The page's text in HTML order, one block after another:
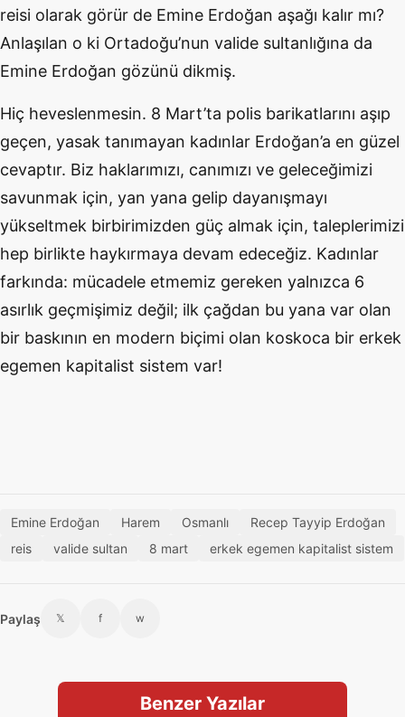
reisi olarak görür de Emine Erdoğan aşağı kalır mı?
Anlaşılan o ki Ortadoğu’nun valide sultanlığına da
Emine Erdoğan gözünü dikmiş.
Hiç heveslenmesin. 8 Mart’ta polis barikatlarını aşıp
geçen, yasak tanımayan kadınlar Erdoğan’a en güzel
cevaptır. Biz haklarımızı, canımızı ve geleceğimizi
savunmak için, yan yana gelip dayanışmayı
yükseltmek birbirimizden güç almak için, taleplerimizi
hep birlikte haykırmaya devam edeceğiz. Kadınlar
farkında: mücadele etmemiz gereken yalnızca 6
asırlık geçmişimiz değil; ilk çağdan bu yana var olan
bir baskının en modern biçimi olan koskoca bir erkek
egemen kapitalist sistem var!
Emine Erdoğan Harem Osmanlı
Recep Tayyip Erdoğan
reis
valide sultan 8 mart erkek egemen kapitalist sistem
Paylaş 𝕏 f w
Benzer Yazılar